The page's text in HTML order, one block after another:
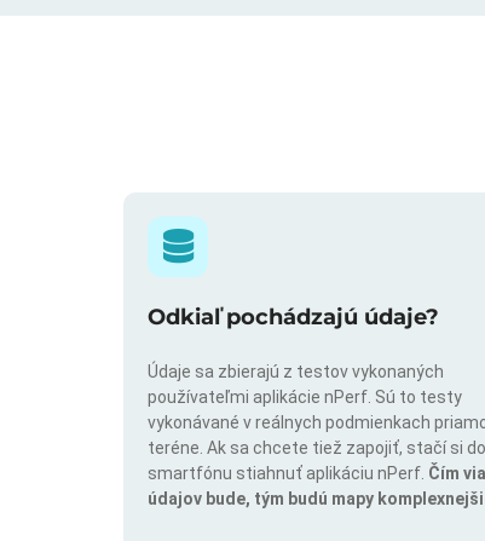
Odkiaľ pochádzajú údaje?
Údaje sa zbierajú z testov vykonaných
používateľmi aplikácie nPerf. Sú to testy
vykonávané v reálnych podmienkach
teréne. Ak sa chcete tiež zapojiť, stačí si do
smartfónu stiahnuť aplikáciu nPerf. Čím
údajov bude, tým budú mapy